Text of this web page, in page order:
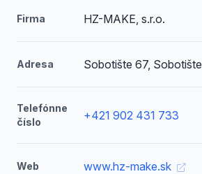
Firma HZ-MAKE, s.r.o.
Adresa Sobotište 67, Sobotište
Telefónne
číslo
+421 902 431 733
Web www.hz-make.sk